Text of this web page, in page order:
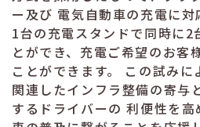
ー及び 電気自動車の充電に対
1台の充電スタンドで同時に2
とができ、充電ご希望のお客
ことができます。 この試みに
関連したインフラ整備の寄与
するドライバーの 利便性を